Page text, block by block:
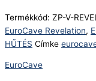
Termékkód: ZP-V-
EuroCave Revelation,
HŰTÉS Címke
EuroCave